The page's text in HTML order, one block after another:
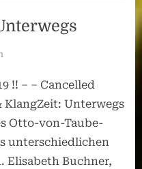
!! – – Cancelled
KlangZeit: Unterwegs
Otto-von-Taube-
unterschiedlichen
Buchner,